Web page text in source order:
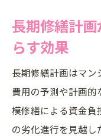
長期修繕
アドバイス
報
国土交通
を解説
長期修繕計
らす効果
長期修繕計画はマ
費用の予測や計画
模修繕による資金負
の劣化進行を見越し